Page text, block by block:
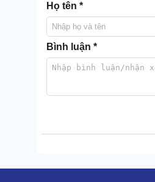
Họ tên *
Bình luận *